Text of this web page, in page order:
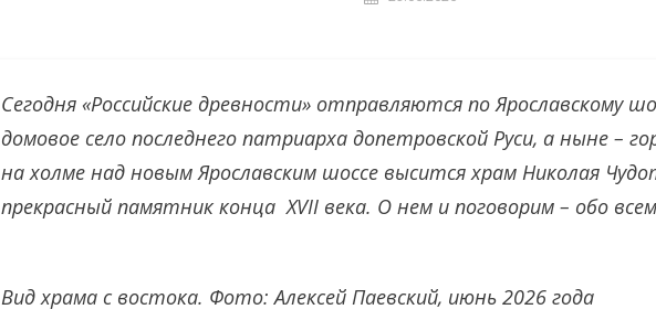
Сегодня «Российские древности» отправляются по Ярославскому
домовое село последнего патриарха допетровской Руси, а ныне –
на холме над новым Ярославским шоссе высится храм Николая
прекрасный памятник конца XVII века. О нем и поговорим – обо
Вид храма с востока. Фото: Алексей Паевский, июнь 2026 года